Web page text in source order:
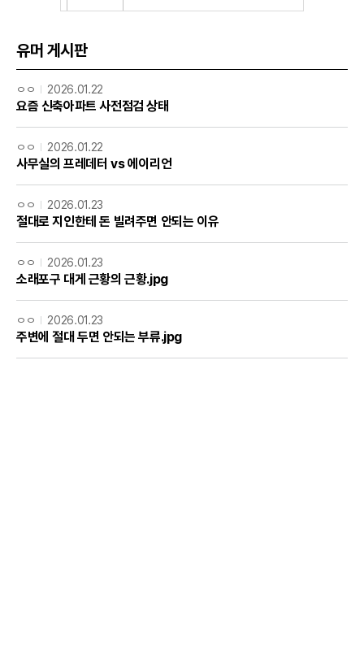
유머 게시판
ㅇㅇ 2026.01.22
요즘 신축아파트 사전점검 상태
ㅇㅇ 2026.01.22
사무실의 프레데터 vs 에이리언
ㅇㅇ 2026.01.23
절대로 지인한테 돈 빌려주면 안되는 이유
ㅇㅇ 2026.01.23
소래포구 대게 근황의 근황.jpg
ㅇㅇ 2026.01.23
주변에 절대 두면 안되는 부류.jpg